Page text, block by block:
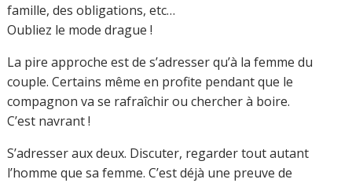
famille, des obligations, etc…
Oubliez le mode drague !
La pire approche est de s’adresser qu’à la femme du
couple. Certains même en profite pendant que le
compagnon va se rafraîchir ou chercher à boire.
C’est navrant !
S’adresser aux deux. Discuter, regarder tout autant
l’homme que sa femme. C’est déjà une preuve de